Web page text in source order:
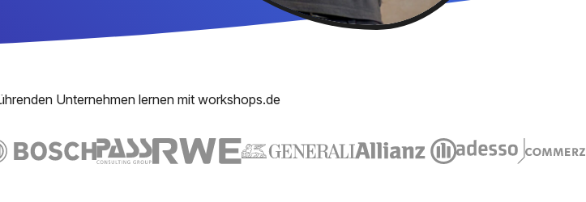
Unternehmen lernen mit workshops.de